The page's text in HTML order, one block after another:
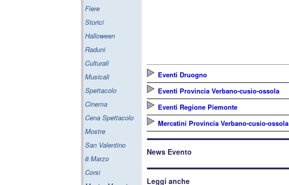
Fiere
Storici
Halloween
Raduni
Culturali
Musicali
Spettacolo
Cinema
Cena Spettacolo
Mostre
San Valentino
8 Marzo
Corsi
Eventi Druogno
Eventi Provincia Verbano-cusio-ossola
Eventi Regione Piemonte
Mercatini Provincia Verbano-cusio-ossola
News Evento
Leggi anche